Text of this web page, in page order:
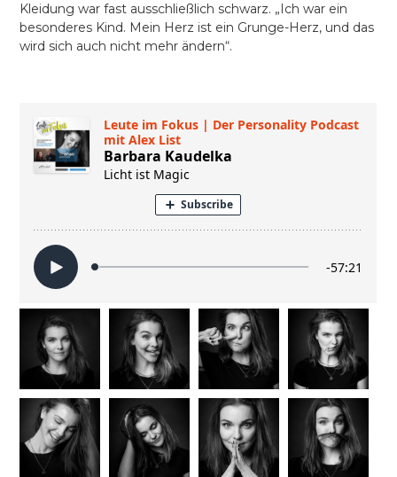
Kleidung war fast ausschließlich schwarz. „Ich war ein
besonderes Kind. Mein Herz ist ein Grunge-Herz, und das
wird sich auch nicht mehr ändern“.